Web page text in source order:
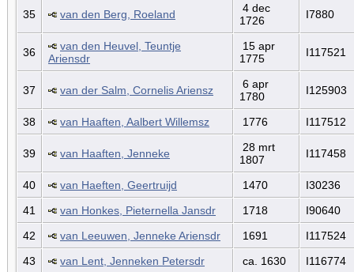
35 van den Berg, Roeland
4 dec
1726
I7880
36
van den Heuvel, Teuntje
Ariensdr
15 apr
1775
I117521
37 van der Salm, Cornelis Ariensz
6 apr
1780
I125903
38 van Haaften, Aalbert Willemsz 1776 I117512
39 van Haaften, Jenneke
28 mrt
1807
I117458
40 van Haeften, Geertruijd 1470
I30236
41
van Honkes, Pieternella Jansdr 1718
I90640
42
van Leeuwen, Jenneke Ariensdr 1691
I117524
43
van Lent, Jenneken Petersdr ca. 1630 I116774